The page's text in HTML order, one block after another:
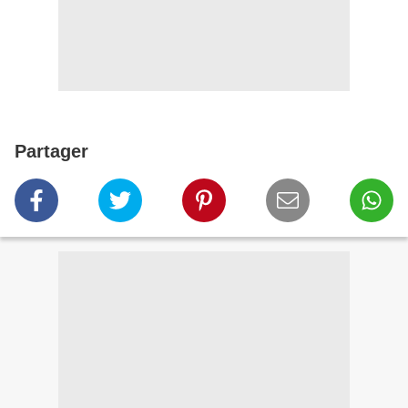
Partager